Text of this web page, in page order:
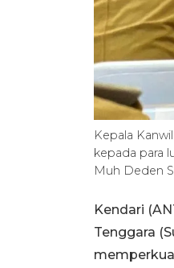
Kepala
kepada para
Muh Deden
Kendari
Tenggara